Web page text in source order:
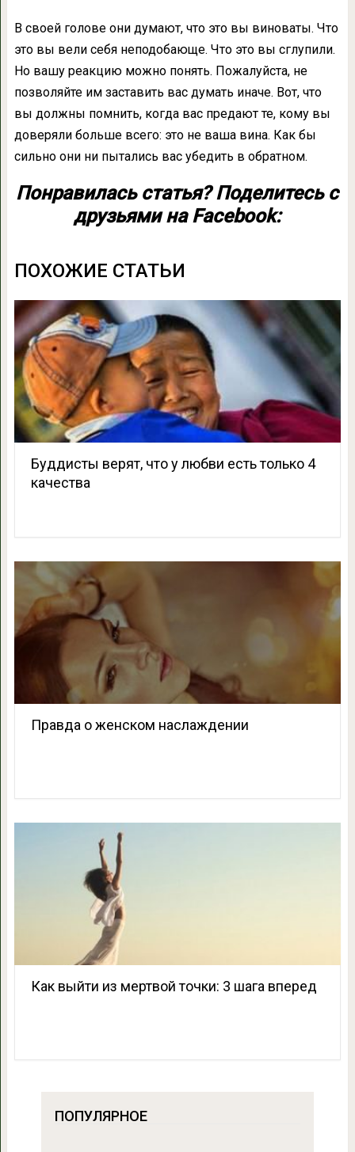
В своей голове они думают, что это вы виноваты. Что
это вы вели себя неподобающе. Что это вы сглупили.
Но вашу реакцию можно понять. Пожалуйста, не
позволяйте им заставить вас думать иначе. Вот, что
вы должны помнить, когда вас предают те, кому вы
доверяли больше всего: это не ваша вина. Как бы
сильно они ни пытались вас убедить в обратном.
Понравилась статья? Поделитесь с
друзьями на Facebook:
ПОХОЖИЕ СТАТЬИ
Буддисты верят, что у любви есть только 4
качества
Правда о женском наслаждении
Как выйти из мертвой точки: 3 шага вперед
ПОПУЛЯРНОЕ